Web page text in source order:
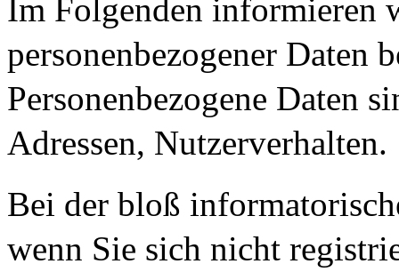
Im Folgenden informieren
personenbezogener Daten
Personenbezogene Daten
Adressen, Nutzerverhalten.
Bei der bloß
wenn Sie sich nicht